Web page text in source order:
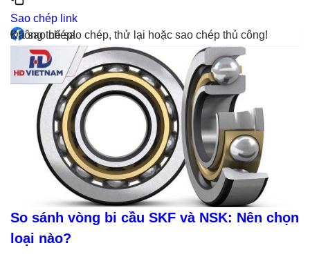
Sao chép link
Đã sao chép!
Không thể sao chép, thử lại hoặc sao chép thủ công!
So sánh vòng bi cầu SKF và NSK: Nên chọn
loại nào?